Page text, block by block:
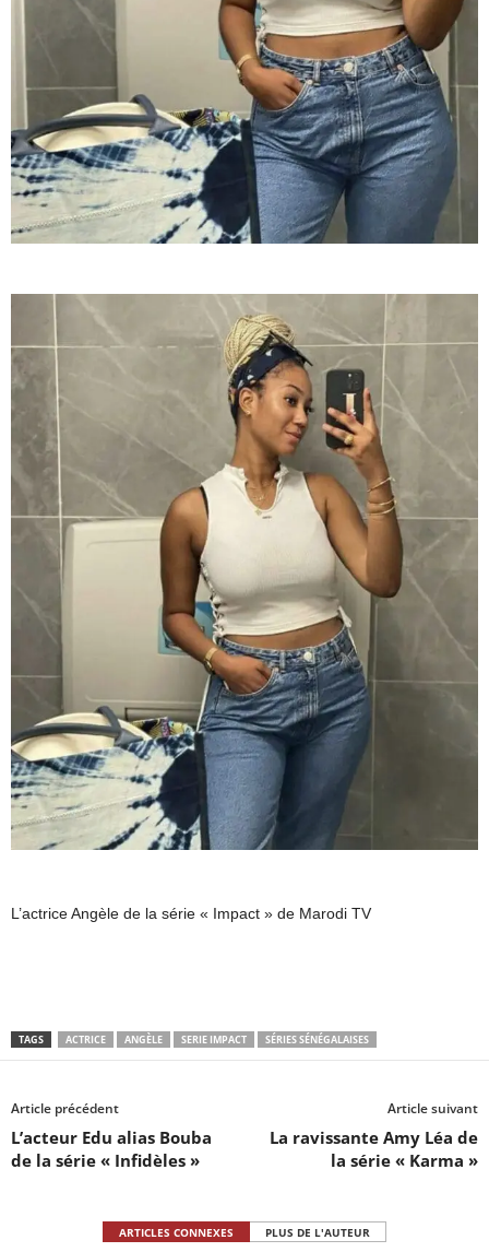
L’actrice Angèle de la série « Impact » de Marodi TV
TAGS ACTRICE ANGÈLE SERIE IMPACT SÉRIES SÉNÉGALAISES
Article précédent
L’acteur Edu alias Bouba
de la série « Infidèles »
Article suivant
La ravissante Amy Léa de
la série « Karma »
ARTICLES CONNEXES PLUS DE L'AUTEUR